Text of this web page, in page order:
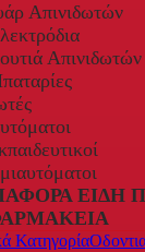
Απινιδωτών
Απινιδωτών
ΕΊΔΗ